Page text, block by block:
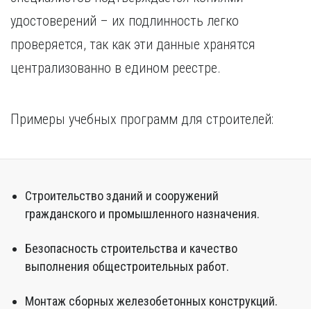
удостоверений – их подлинность легко
проверяется, так как эти данные хранятся
централизованно в едином реестре.
Примеры учебных программ для строителей:
Строительство зданий и сооружений
гражданского и промышленного назначения.
Безопасность строительства и качество
выполнения общестроительных работ.
Монтаж сборных железобетонных конструкций.